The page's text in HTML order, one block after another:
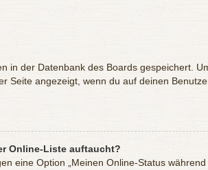
in der Datenbank des Boards gespeichert.
Seite angezeigt, wenn du auf deinen
Online-Liste auftaucht?
eine Option „Meinen Online-Status